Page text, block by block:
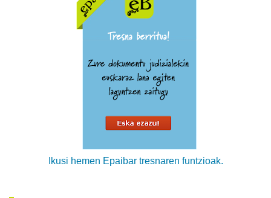
Ikusi hemen Epaibar tresnaren funtzioak.